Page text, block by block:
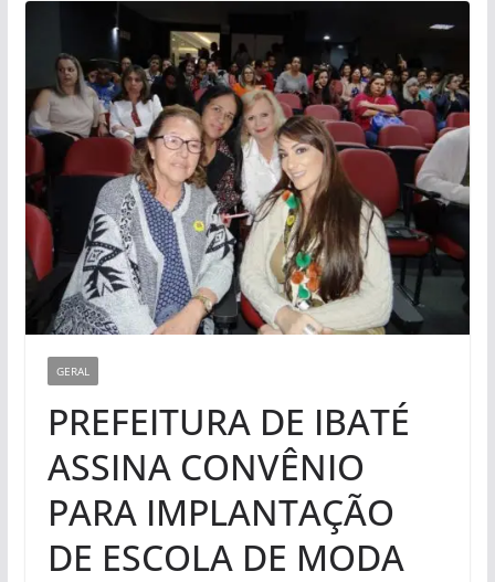
GERAL
PREFEITURA DE IBATÉ
ASSINA CONVÊNIO
PARA IMPLANTAÇÃO
DE ESCOLA DE MODA